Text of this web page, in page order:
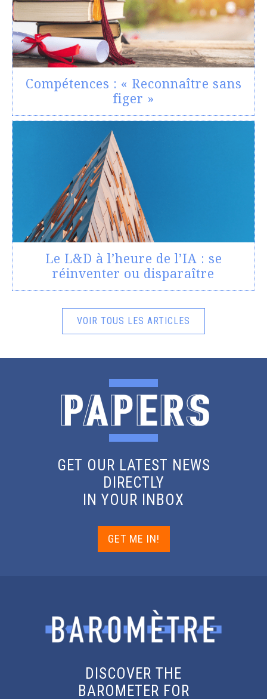
Compétences : « Reconnaître sans
figer »
Le L&D à l’heure de l’IA : se
réinventer ou disparaître
VOIR TOUS LES ARTICLES
GET OUR LATEST NEWS
DIRECTLY
IN YOUR INBOX
GET ME IN!
DISCOVER THE
BAROMETER FOR